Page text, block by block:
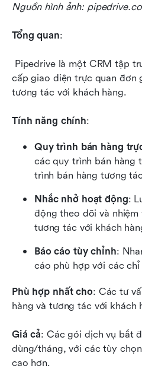
Nguồn hình ảnh:
Tổng quan:
cấp giao diện trực quan đơn
tương tác với khách hàng.
Tính năng chính:
Quy trình bán hàng
các quy trình bán hàng
trình bán hàng tương
Nhắc nhở hoạt động:
động theo dõi và
tương tác với khách
Báo cáo tùy chỉnh:
cáo phù hợp với các
Phù hợp nhất cho: Các tư
hàng và tương tác với khách
Giá cả: Các gói dịch vụ bắt
dùng/tháng, với các tùy
cao hơn.